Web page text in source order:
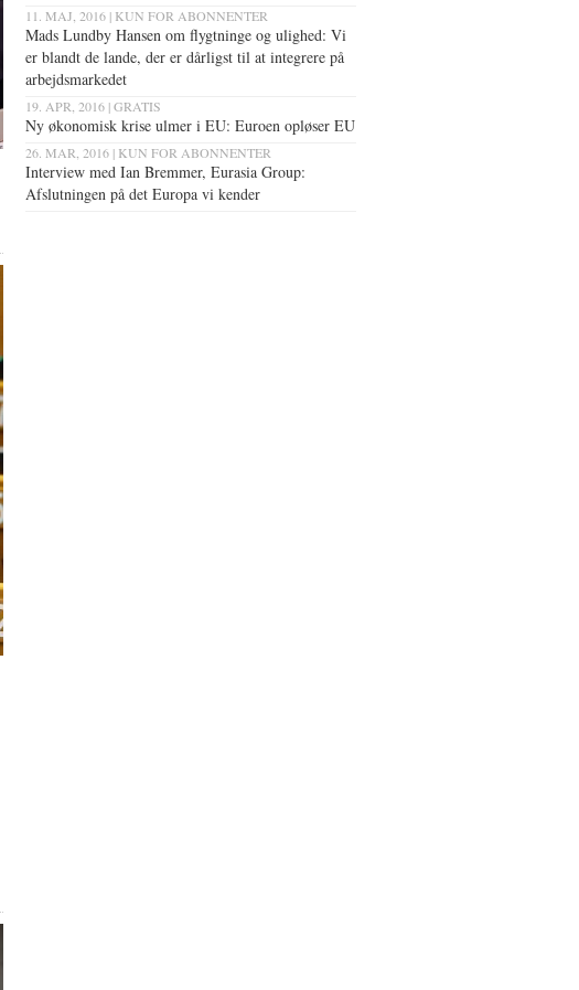
11. MAJ, 2016 | KUN FOR ABONNENTER
Mads Lundby Hansen om flygtninge og ulighed: Vi
er blandt de lande, der er dårligst til at integrere på
arbejdsmarkedet
19. APR, 2016 | GRATIS
Ny økonomisk krise ulmer i EU: Euroen opløser EU
26. MAR, 2016 | KUN FOR ABONNENTER
Interview med Ian Bremmer, Eurasia Group:
Afslutningen på det Europa vi kender